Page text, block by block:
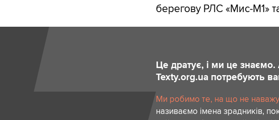
берегову РЛС «Мис-М1»
Це дратує, і ми це
Texty.org.ua потребують
Ми робимо те, на що не
називаємо імена зрадників,